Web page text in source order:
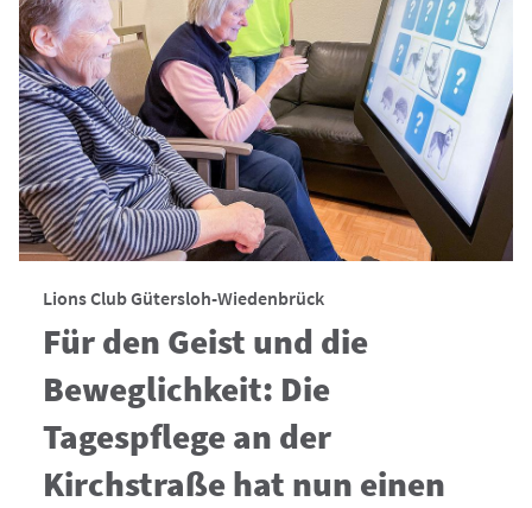
Lions Club Gütersloh-Wiedenbrück
Für den Geist und die
Beweglichkeit: Die
Tagespflege an der
Kirchstraße hat nun einen